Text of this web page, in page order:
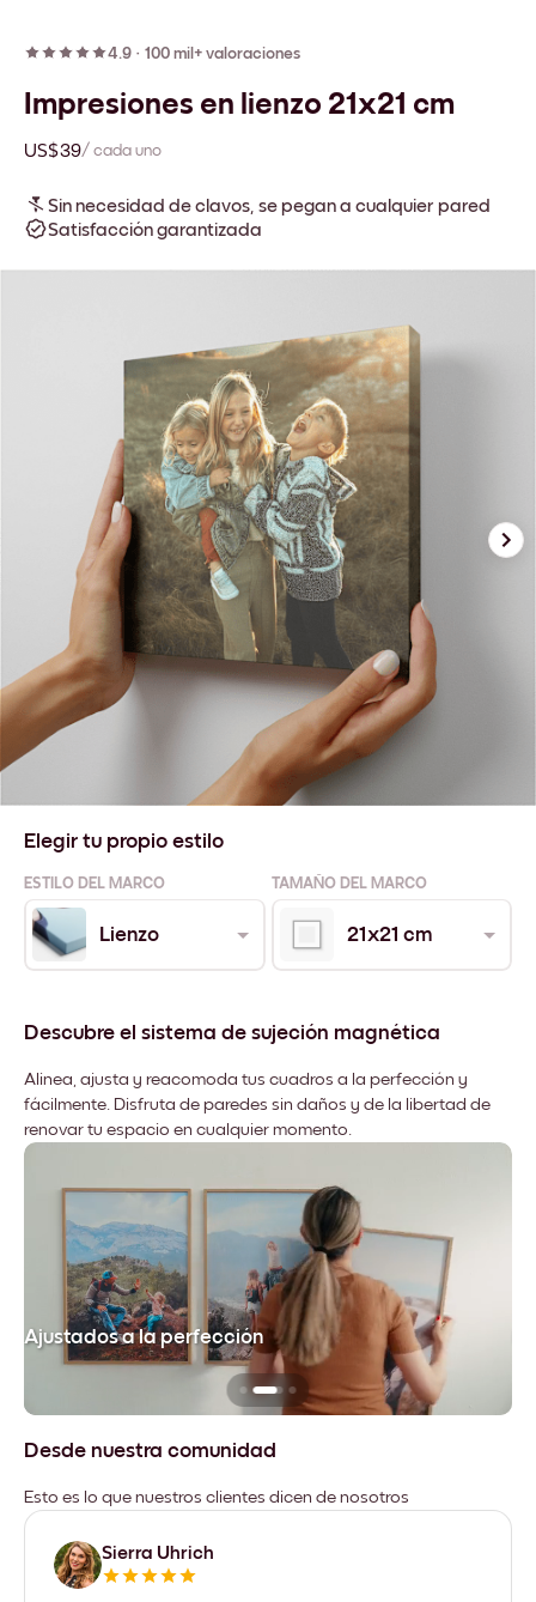
4.9 · 100 mil+ valoraciones
Impresiones en lienzo 21x21 cm
US$39/ cada uno
Sin necesidad de clavos, se pegan a cualquier pared
Satisfacción garantizada
Elegir tu propio estilo
ESTILO DEL MARCO TAMAÑO DEL MARCO
Lienzo 21x21 cm
Descubre el sistema de sujeción magnética
Alinea, ajusta y reacomoda tus cuadros a la perfección y
fácilmente. Disfruta de paredes sin daños y de la libertad de
renovar tu espacio en cualquier momento.
Ajustados a la perfección
Desde nuestra comunidad
Esto es lo que nuestros clientes dicen de nosotros
Sierra Uhrich